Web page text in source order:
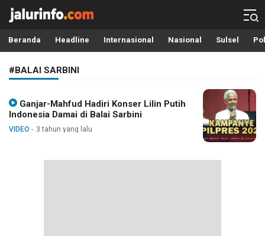
Info Terbaru, Berita Terkini Hari Ini, Jalurinfo.com
Terkini, Akurat dan Terpercaya
Beranda Headline Internasional Nasional Sulsel
#BALAI SARBINI
Ganjar-Mahfud Hadiri Konser Lilin Putih
Indonesia Damai di Balai Sarbini
VIDEO 3 tahun yang lalu